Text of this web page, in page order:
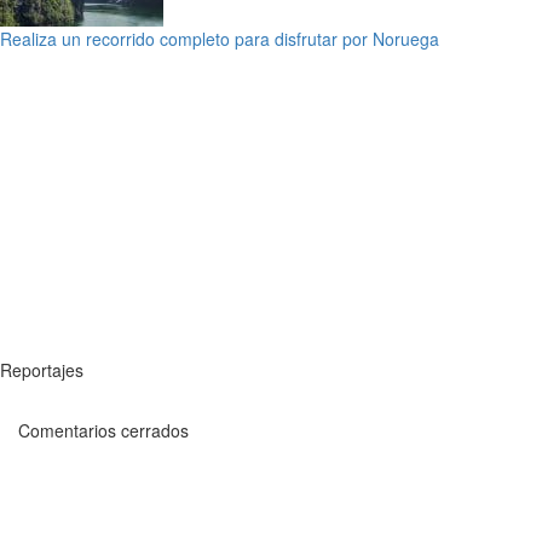
Realiza un recorrido completo para disfrutar por Noruega
Reportajes
Comentarios cerrados